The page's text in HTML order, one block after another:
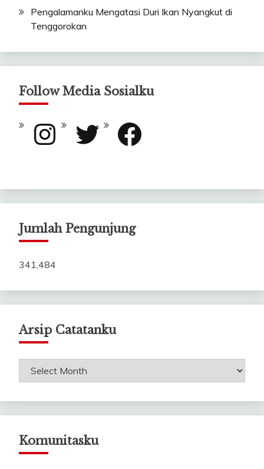
Pengalamanku Mengatasi Duri Ikan Nyangkut di
Tenggorokan
Follow Media Sosialku
Instagram Twitter Facebook
Jumlah Pengunjung
341,484
Arsip Catatanku
Arsip
Komunitasku